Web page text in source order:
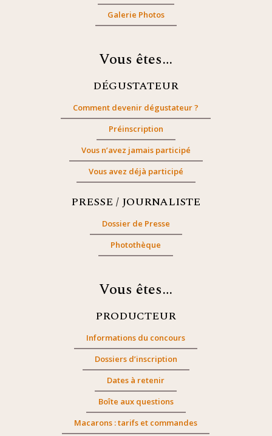
Galerie Photos
Vous êtes…
DÉGUSTATEUR
Comment devenir dégustateur ?
Préinscription
Vous n’avez jamais participé
Vous avez déjà participé
PRESSE / JOURNALISTE
Dossier de Presse
Photothèque
Vous êtes…
PRODUCTEUR
Informations du concours
Dossiers d’inscription
Dates à retenir
Boîte aux questions
Macarons : tarifs et commandes